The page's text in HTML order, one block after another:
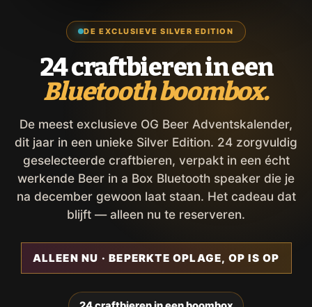
DE EXCLUSIEVE SILVER EDITION
24 craftbieren in een
Bluetooth boombox.
De meest exclusieve OG Beer Adventskalender,
dit jaar in een unieke Silver Edition. 24 zorgvuldig
geselecteerde craftbieren, verpakt in een écht
werkende Beer in a Box Bluetooth speaker die je
na december gewoon laat staan. Het cadeau dat
blijft — alleen nu te reserveren.
ALLEEN NU · BEPERKTE OPLAGE, OP IS OP